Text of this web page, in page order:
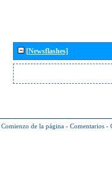
[Newsflashes]
Comienzo de la página - Comentarios -